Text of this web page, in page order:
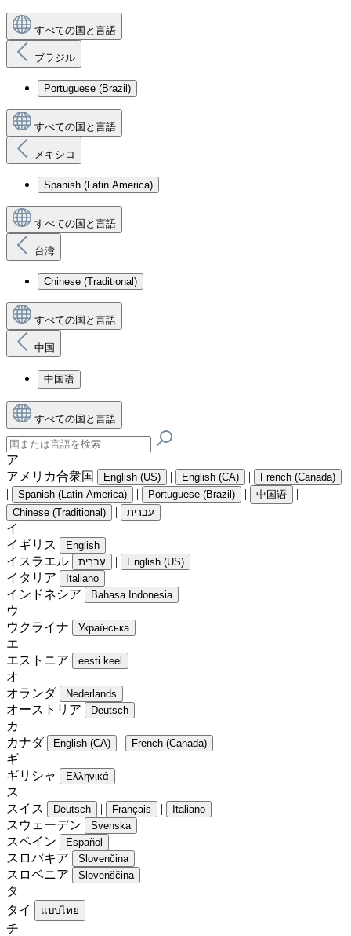
すべての国と言語
ブラジル
Portuguese (Brazil)
すべての国と言語
メキシコ
Spanish (Latin America)
すべての国と言語
台湾
Chinese (Traditional)
すべての国と言語
中国
中国语
すべての国と言語
ア
アメリカ合衆国
English (US) | English (CA) | French (Canada)
| Spanish (Latin America) | Portuguese (Brazil) | 中国语 |
Chinese (Traditional) | עִברִית
イ
イギリス
English
イスラエル עִברִית | English (US)
イタリア Italiano
インドネシア Bahasa Indonesia
ウ
ウクライナ
Українська
エ
エストニア
eesti keel
オ
オランダ
Nederlands
オーストリア Deutsch
カ
カナダ
English (CA) | French (Canada)
ギ
ギリシャ
Ελληνικά
ス
スイス
Deutsch | Français | Italiano
スウェーデン Svenska
スペイン Español
スロバキア Slovenčina
スロベニア Slovenščina
タ
タイ
แบบไทย
チ